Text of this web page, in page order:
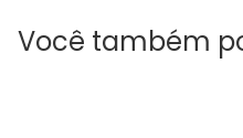
Você também